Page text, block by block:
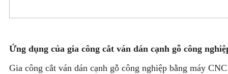
Ứng dụng của gia công cắt ván dán cạnh gỗ công
Gia công cắt ván dán cạnh gỗ công nghiệp bằng máy